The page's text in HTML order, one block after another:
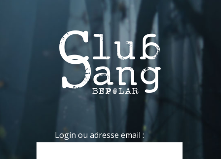
Login ou adresse email :